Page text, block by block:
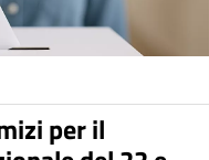
per il